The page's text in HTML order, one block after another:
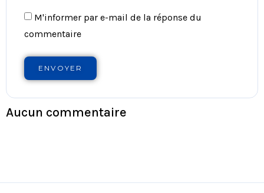
M'informer par e-mail de la réponse du
commentaire
ENVOYER
Aucun commentaire